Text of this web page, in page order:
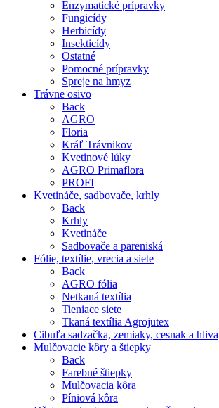
Enzymatické prípravky
Fungicídy
Herbicídy
Insekticídy
Ostatné
Pomocné prípravky
Spreje na hmyz
Trávne osivo
Back
AGRO
Floria
Kráľ Trávnikov
Kvetinové lúky
AGRO Primaflora
PROFI
Kvetináče, sadbovače, krhly
Back
Krhly
Kvetináče
Sadbovače a pareniská
Fólie, textílie, vrecia a siete
Back
AGRO fólia
Netkaná textília
Tieniace siete
Tkaná textília Agrojutex
Cibuľa sadzačka, zemiaky, cesnak a hliva
Mulčovacie kôry a štiepky
Back
Farebné štiepky
Mulčovacia kôra
Píniová kôra